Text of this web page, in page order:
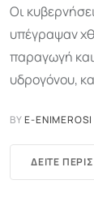
Οι
υπέγραψαν
παραγωγή
υδρογόνου,
BYE-ENIMEROSI
ΔΕΊΤΕ